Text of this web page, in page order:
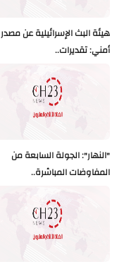
هيئة البث الإسرائيلية عن مصدر
أمني: تقديرات..
"النهار": الجولة السابعة من
المفاوضات المباشرة..